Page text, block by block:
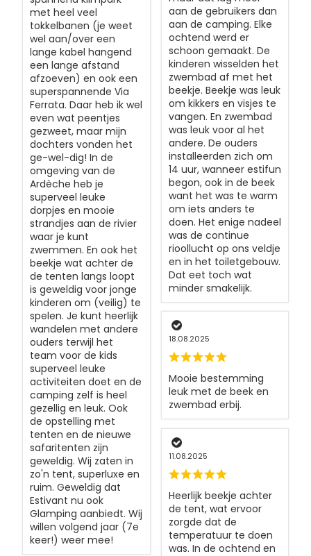
met heel veel
tokkelbanen (je weet
wel aan/over een
lange kabel hangend
een lange afstand
afzoeven) en ook een
superspannende Via
Ferrata. Daar heb ik wel
even wat peentjes
gezweet, maar mijn
dochters vonden het
ge-wel-dig! In de
omgeving van de
Ardèche heb je
superveel leuke
dorpjes en mooie
strandjes aan de rivier
waar je kunt
zwemmen. En ook het
beekje wat achter de
de tenten langs loopt
is geweldig voor jonge
kinderen om (veilig) te
spelen. Je kunt heerlijk
wandelen met andere
ouders terwijl het
team voor de kids
superveel leuke
activiteiten doet en de
camping zelf is heel
gezellig en leuk. Ook
de opstelling met
tenten en de nieuwe
safaritenten zijn
geweldig. Wij zaten in
zo'n tent, superluxe en
ruim. Geweldig dat
Estivant nu ook
Glamping aanbiedt. Wij
willen volgend jaar (7e
keer!) weer mee!
aan de gebruikers dan
aan de camping. Elke
ochtend werd er
schoon gemaakt. De
kinderen wisselden het
zwembad af met het
beekje. Beekje was leuk
om kikkers en visjes te
vangen. En zwembad
was leuk voor al het
andere. De ouders
installeerden zich om
14 uur, wanneer estifun
begon, ook in de beek
want het was te warm
om iets anders te
doen. Het enige nadeel
was de continue
rioollucht op ons veldje
en in het toiletgebouw.
Dat eet toch wat
minder smakelijk.
18.08.2025
Mooie bestemming
leuk met de beek en
zwembad erbij.
11.08.2025
Heerlijk beekje achter
de tent, wat ervoor
zorgde dat de
temperatuur te doen
was. In de ochtend en